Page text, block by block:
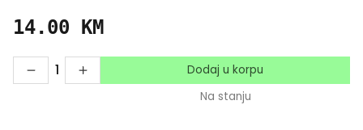
14.00 KM
1
Dodaj u korpu
Na stanju